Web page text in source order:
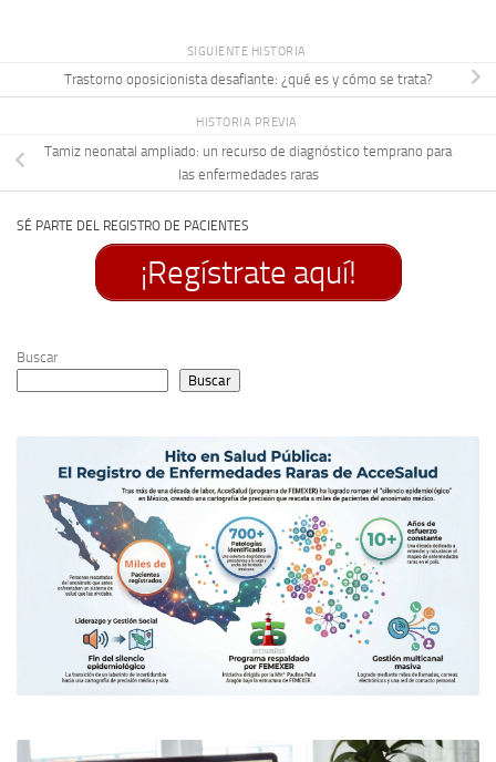
SIGUIENTE HISTORIA
Trastorno oposicionista desafiante: ¿qué es y cómo se trata?
HISTORIA PREVIA
Tamiz neonatal ampliado: un recurso de diagnóstico temprano para
las enfermedades raras
SÉ PARTE DEL REGISTRO DE PACIENTES
¡Regístrate aquí!
Buscar
Buscar